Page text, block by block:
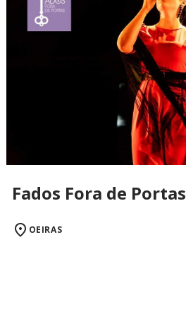
Fados Fora de Portas
OEIRAS